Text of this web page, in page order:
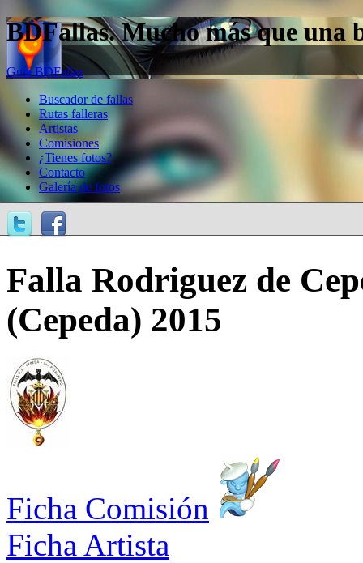
BDFallas. Mucho más que una
Guía BDFallas
Buscador de fallas
Rutas falleras
Artistas
Comisiones
¿Tienes fotos?
Contacto
Galería de fotos
Falla Rodriguez de
(Cepeda) 2015
Ficha Comisión
Ficha Artista